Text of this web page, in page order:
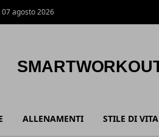
agosto 2026
ALLENAMENTI STILE DI VITA